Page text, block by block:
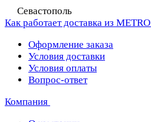
Севастополь
Как работает доставка из METRO
Оформление заказа
Условия доставки
Условия оплаты
Вопрос-ответ
Компания